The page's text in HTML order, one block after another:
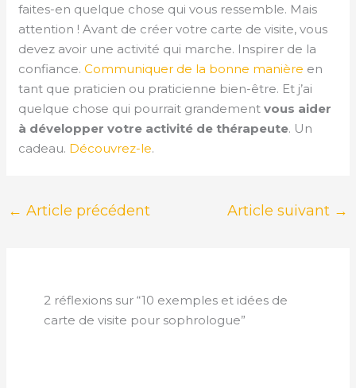
faites-en quelque chose qui vous ressemble. Mais
attention ! Avant de créer votre carte de visite, vous
devez avoir une activité qui marche. Inspirer de la
confiance.Communiquer de la bonne manière en
tant que praticien ou praticienne bien-être. Et j’ai
quelque chose qui pourrait grandementvous aider
à développer votre activité de thérapeute. Un
cadeau. Découvrez-le.
← Article précédent Article suivant →
2 réflexions sur “10 exemples et idées de
carte de visite pour sophrologue”